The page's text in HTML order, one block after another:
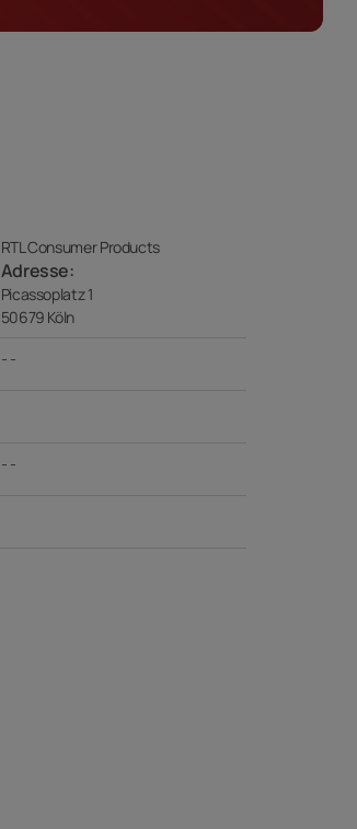
RTL Consumer Products
Adresse:
Picassoplatz 1
50679 Köln
- -
- -